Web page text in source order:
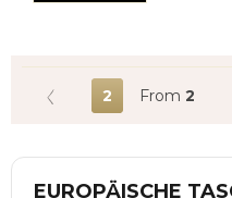
2 From 2
EUROPÄISCHE